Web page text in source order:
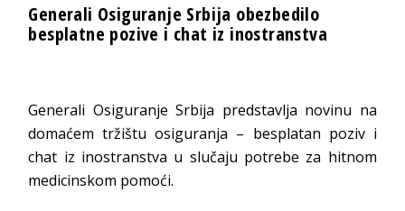
Generali Osiguranje Srbija obezbedilo
besplatne pozive i chat iz inostranstva
Generali Osiguranje Srbija predstavlja novinu na
domaćem tržištu osiguranja – besplatan poziv i
chat iz inostranstva u slučaju potrebe za hitnom
medicinskom pomoći.